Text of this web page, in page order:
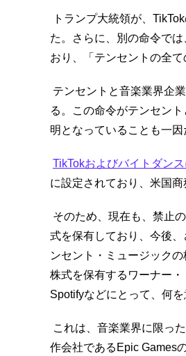
トランプ大統領が、
た。さらに、別の命令で
おり、「テンセントの全て
テンセントと音楽業界企
る。この命令がテンセン
明となっていることも一因
TikTokおよびバイトダン
に設定されており、米国
そのため、現在も、禁止
式を保有しており、今後
ンセント・ミュージック
株式を保有するワーナー
Spotifyなどにとって、何
これは、音楽業界に限っ
作会社であるEpic Games